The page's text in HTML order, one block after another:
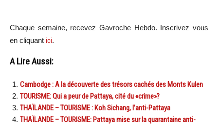
Chaque semaine, recevez Gavroche Hebdo. Inscrivez vous
en cliquant ici.
A Lire Aussi:
Cambodge : A la découverte des trésors cachés des Monts Kulen
TOURISME: Qui a peur de Pattaya, cité du «crime»?
THAÏLANDE – TOURISME : Koh Sichang, l’anti-Pattaya
THAÏLANDE – TOURISME: Pattaya mise sur la quarantaine anti-